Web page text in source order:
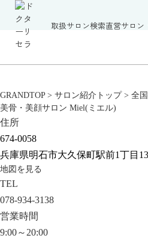
取扱サロン検索直営サロン
GRANDTOP > サロン紹介トップ > 全
美骨・美顔サロン Miel(ミエル)
住所
674-0058
兵庫県明石市大久保町駅前1丁目
地図を見る
TEL
078-934-3138
営業時間
9:00～20:00